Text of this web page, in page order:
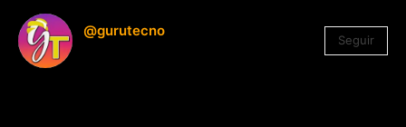
@gurutecno
Seguir